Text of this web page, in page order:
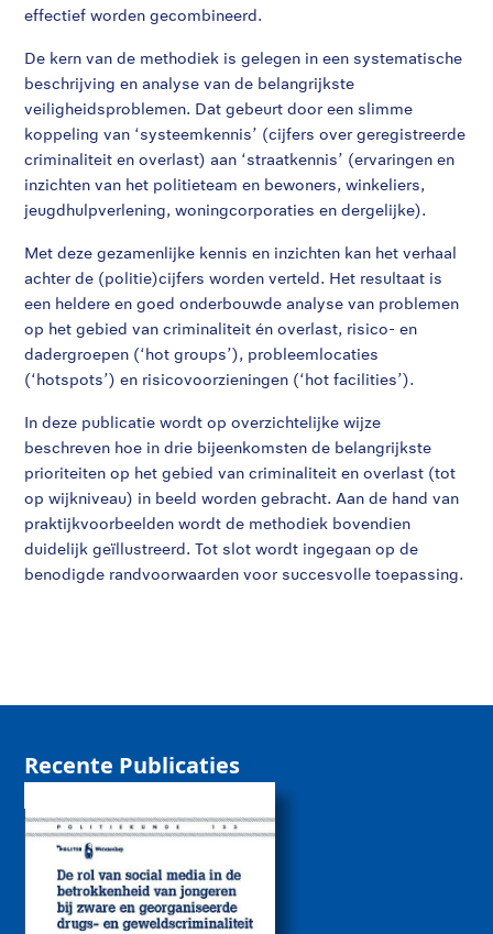
effectief worden gecombineerd.
De kern van de methodiek is gelegen in een systematische
beschrijving en analyse van de belangrijkste
veiligheidsproblemen. Dat gebeurt door een slimme
koppeling van ‘systeemkennis’ (cijfers over geregistreerde
criminaliteit en overlast) aan ‘straatkennis’ (ervaringen en
inzichten van het politieteam en bewoners, winkeliers,
jeugdhulpverlening, woningcorporaties en dergelijke).
Met deze gezamenlijke kennis en inzichten kan het verhaal
achter de (politie)cijfers worden verteld. Het resultaat is
een heldere en goed onderbouwde analyse van problemen
op het gebied van criminaliteit én overlast, risico- en
dadergroepen (‘hot groups’), probleemlocaties
(‘hotspots’) en risicovoorzieningen (‘hot facilities’).
In deze publicatie wordt op overzichtelijke wijze
beschreven hoe in drie bijeenkomsten de belangrijkste
prioriteiten op het gebied van criminaliteit en overlast (tot
op wijkniveau) in beeld worden gebracht. Aan de hand van
praktijkvoorbeelden wordt de methodiek bovendien
duidelijk geïllustreerd. Tot slot wordt ingegaan op de
benodigde randvoorwaarden voor succesvolle toepassing.
Recente Publicaties
De rol van sociale
media bij de
betrokkenheid van
jongeren bij zware